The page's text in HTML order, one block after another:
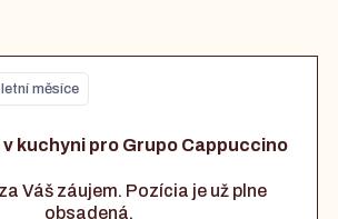
měsíce
kuchyni pro Grupo Cappuccino
Váš záujem. Pozícia je už plne
obsadená.